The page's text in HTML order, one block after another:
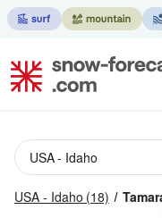
USA - Idaho (18)